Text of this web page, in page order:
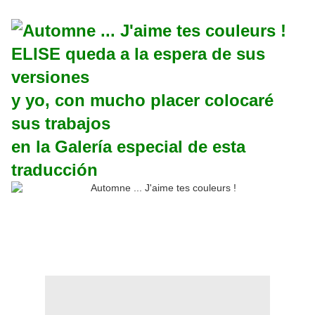
ELISE queda a la espera de sus
versiones
y yo, con mucho placer colocaré
sus trabajos
en la Galería especial de esta
traducción